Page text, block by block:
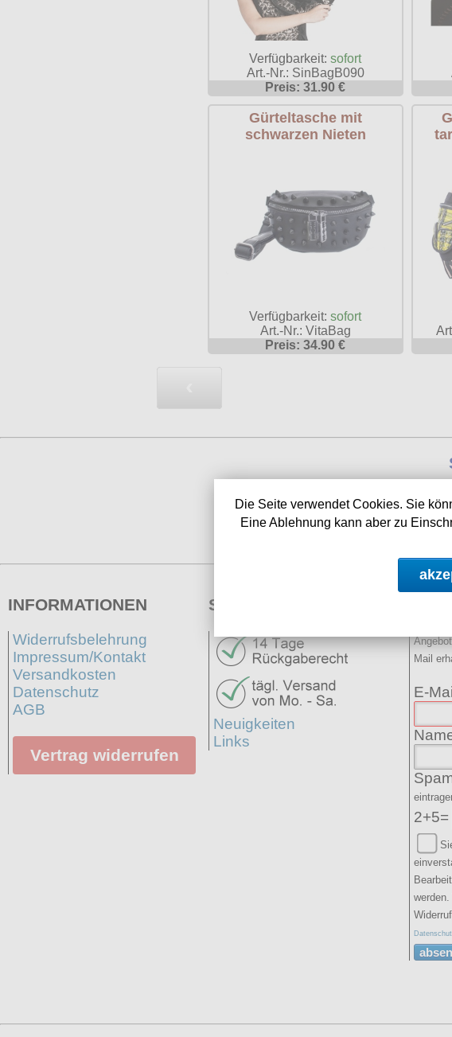
Verfügbarkeit:sofort
Art.-Nr.: SinBagB090
Preis: 31.90 €
Gürteltasche mit
schwarzen Nieten
Verfügbarkeit:sofort
Art.-Nr.: VitaBag
Preis: 34.90 €
INFORMATIONEN
Widerrufsbelehrung
Impressum/Kontakt
Versandkosten
Datenschutz
AGB
Vertrag widerrufen
SERVICE
Neuigkeiten
Links
Mail
E-
2+5=
Die Seite verwendet Cookies. Sie
Eine Ablehnung kann aber zu